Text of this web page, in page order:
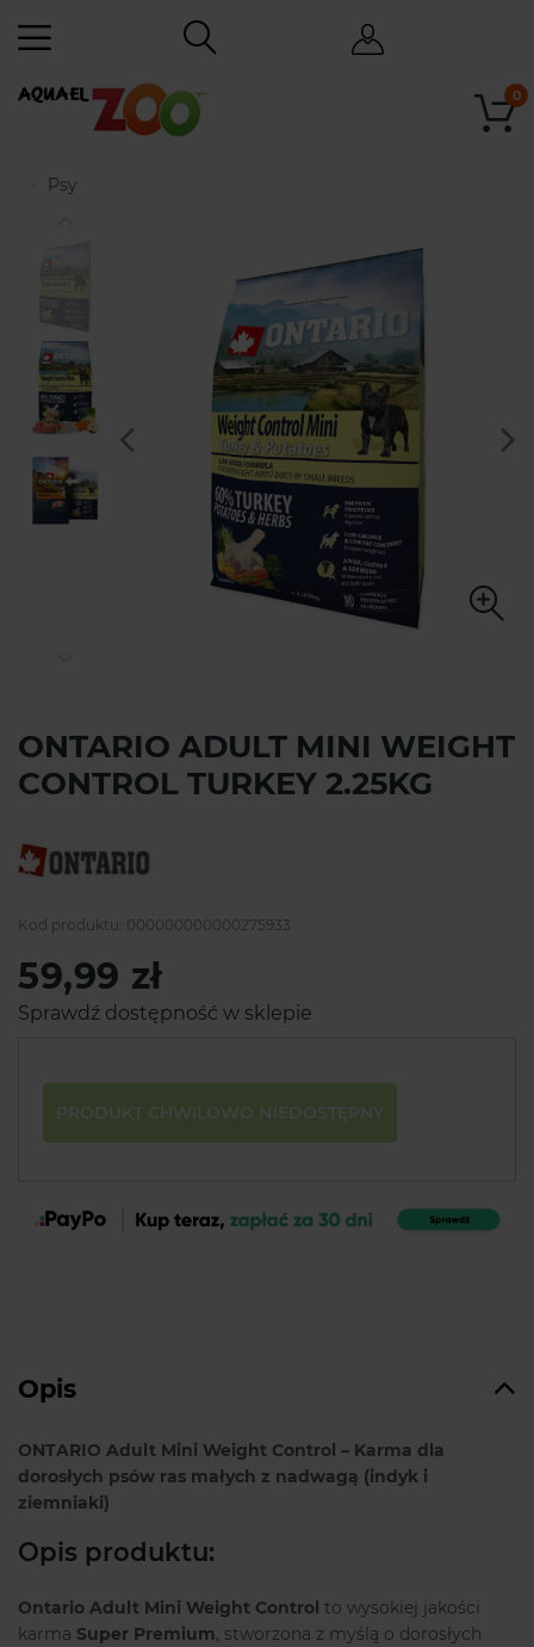
0
Psy
ONTARIO ADULT MINI WEIGHT
CONTROL TURKEY 2.25KG
Kod produktu: 000000000000275933
59,99 zł
Sprawdź dostępność w sklepie
PRODUKT CHWILOWO NIEDOSTĘPNY
Opis
ONTARIO Adult Mini Weight Control – Karma dla
dorosłych psów ras małych z nadwagą (indyk i
ziemniaki)
Opis produktu:
Ontario Adult Mini Weight Control to wysokiej jakości
karma Super Premium, stworzona z myślą o dorosłych